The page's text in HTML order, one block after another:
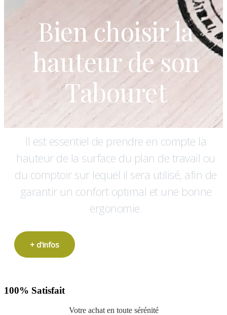
Bien choisir la
hauteur de son
Tabouret
Il est essentiel de prendre en compte la
hauteur de la surface du plan de travail ou
du comptoir sur lequel il sera utilisé, afin de
garantir un confort optimal et une bonne
ergonomie.
+ d'infos
100% Satisfait
Votre achat en toute sérénité